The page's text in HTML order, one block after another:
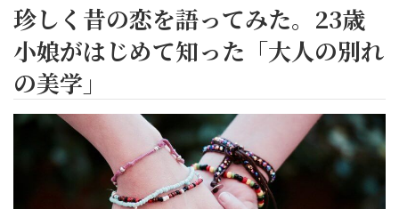
珍しく昔の恋を語ってみた。23歳
小娘がはじめて知った「大人の別れ
の美学」